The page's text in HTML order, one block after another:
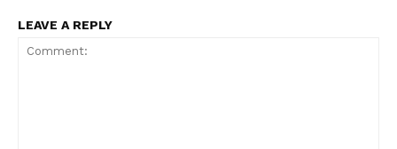
LEAVE A REPLY